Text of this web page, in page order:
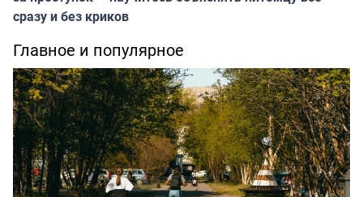
сразу и без криков
Главное и популярное